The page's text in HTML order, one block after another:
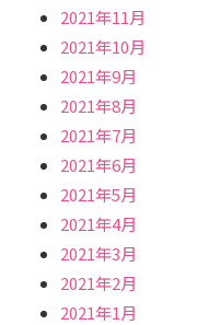
2021年11月
2021年10月
2021年9月
2021年8月
2021年7月
2021年6月
2021年5月
2021年4月
2021年3月
2021年2月
2021年1月